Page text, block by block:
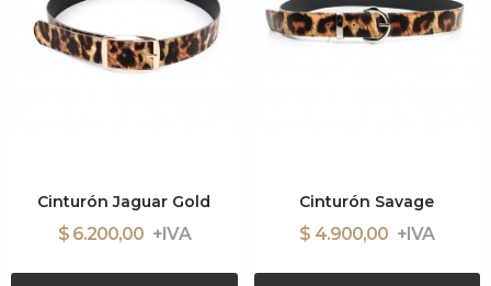
Cinturón Jaguar Gold
$ 6.200,00
Cinturón Savage
$ 4.900,00